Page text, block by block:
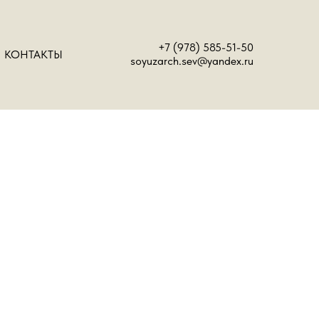
КОНТАКТЫ
+7 (978) 585-51-50
soyuzarch.sev@yandex.ru